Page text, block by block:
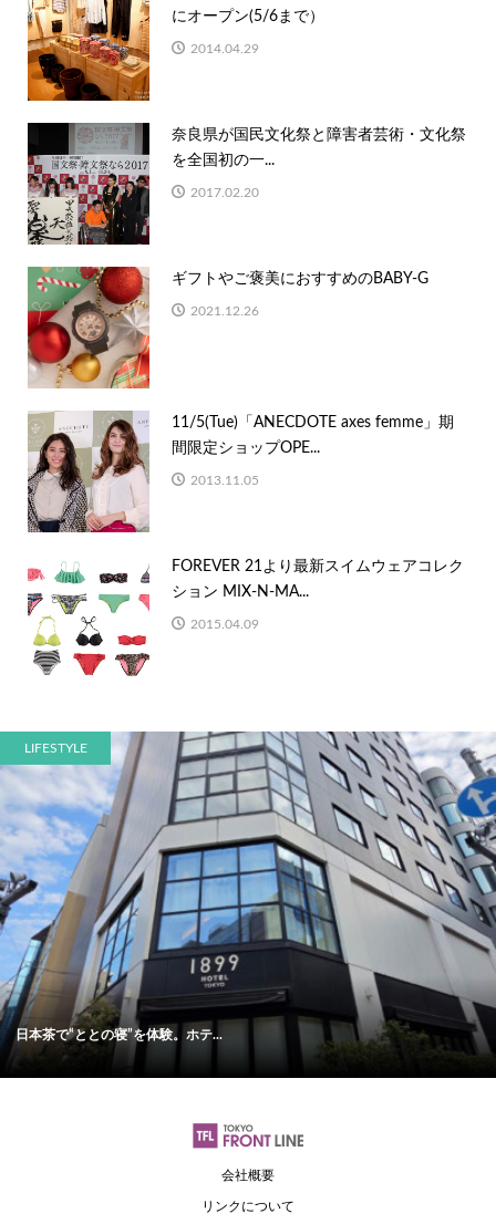
にオープン(5/6まで）
2014.04.29
奈良県が国民文化祭と障害者芸術・文化祭
を全国初の一...
2017.02.20
ギフトやご褒美におすすめのBABY-G
2021.12.26
11/5(Tue)「ANECDOTE axes femme」期
間限定ショップOPE...
2013.11.05
FOREVER 21より最新スイムウェアコレク
ション MIX-N-MA...
2015.04.09
LIFESTYLE
日本茶で“ととの寝”を体験。ホテ...
会社概要
リンクについて